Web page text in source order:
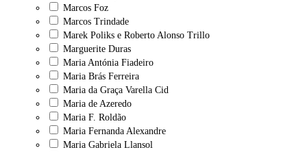
Marcos Foz
Marcos Trindade
Marek Poliks e Roberto Alonso Trillo
Marguerite Duras
Maria Antónia Fiadeiro
Maria Brás Ferreira
Maria da Graça Varella Cid
Maria de Azeredo
Maria F. Roldão
Maria Fernanda Alexandre
Maria Gabriela Llansol